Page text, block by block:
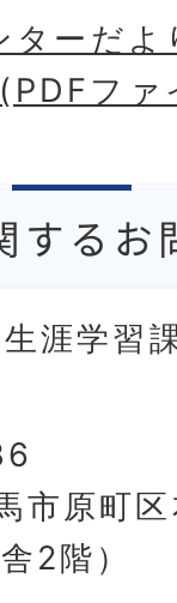
ターだ
フ
するお
涯学習
市原町
2階）